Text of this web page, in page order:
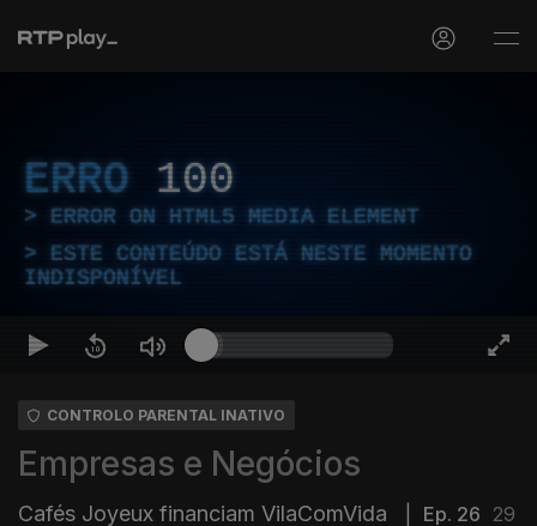
ERRO 100
ERROR ON HTML5 MEDIA ELEMENT
ESTE CONTEÚDO ESTÁ NESTE MOMENTO
INDISPONÍVEL
CONTROLO PARENTAL INATIVO
Empresas e Negócios
Cafés Joyeux financiam VilaComVida Ep. 26 29